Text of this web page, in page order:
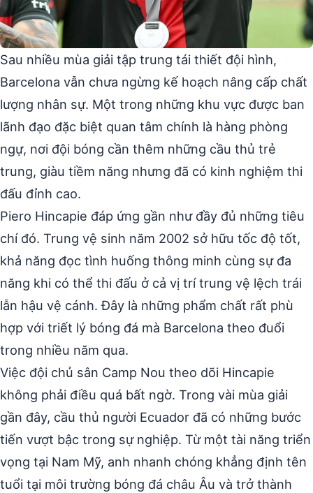
Sau nhiều mùa giải tập trung tái thiết đội hình,
Barcelona vẫn chưa ngừng kế hoạch nâng cấp chất
lượng nhân sự. Một trong những khu vực được ban
lãnh đạo đặc biệt quan tâm chính là hàng phòng
ngự, nơi đội bóng cần thêm những cầu thủ trẻ
trung, giàu tiềm năng nhưng đã có kinh nghiệm thi
đấu đỉnh cao.
Piero Hincapie đáp ứng gần như đầy đủ những tiêu
chí đó. Trung vệ sinh năm 2002 sở hữu tốc độ tốt,
khả năng đọc tình huống thông minh cùng sự đa
năng khi có thể thi đấu ở cả vị trí trung vệ lệch trái
lẫn hậu vệ cánh. Đây là những phẩm chất rất phù
hợp với triết lý bóng đá mà Barcelona theo đuổi
trong nhiều năm qua.
Việc đội chủ sân Camp Nou theo dõi Hincapie
không phải điều quá bất ngờ. Trong vài mùa giải
gần đây, cầu thủ người Ecuador đã có những bước
tiến vượt bậc trong sự nghiệp. Từ một tài năng triển
vọng tại Nam Mỹ, anh nhanh chóng khẳng định tên
tuổi tại môi trường bóng đá châu Âu và trở thành